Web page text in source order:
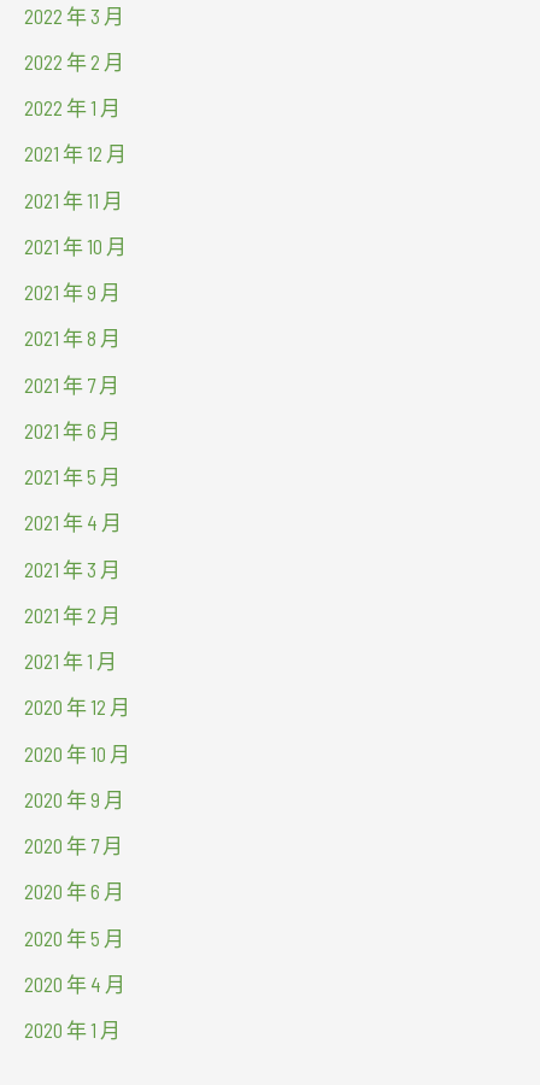
2022 年 3 月
2022 年 2 月
2022 年 1 月
2021 年 12 月
2021 年 11 月
2021 年 10 月
2021 年 9 月
2021 年 8 月
2021 年 7 月
2021 年 6 月
2021 年 5 月
2021 年 4 月
2021 年 3 月
2021 年 2 月
2021 年 1 月
2020 年 12 月
2020 年 10 月
2020 年 9 月
2020 年 7 月
2020 年 6 月
2020 年 5 月
2020 年 4 月
2020 年 1 月